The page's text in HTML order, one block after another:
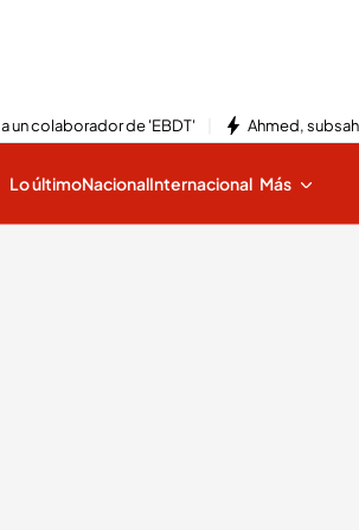
un colaborador de 'EBDT' Ahmed,
Lo últimoNacionalInternacional Más